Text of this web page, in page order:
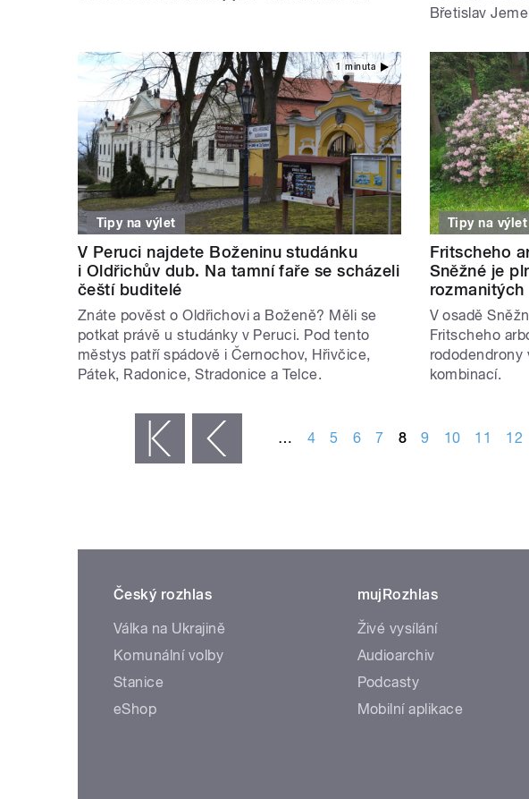
Břetislav
1 minuta
Tipy na výlet
V Peruci najdete Boženinu studánku
i Oldřichův dub. Na tamní faře se scházeli
čeští buditelé
Znáte pověst o Oldřichovi a Boženě? Měli se
potkat právě u studánky v Peruci. Pod tento
městys patří spádově i Černochov, Hřivčice,
Pátek, Radonice, Stradonice a Telce.
Tipy na výlet
Fritscheho
Sněžné je
rozmanitých
V osadě
Fritscheho
rododendrony
kombinací.
‹ předchozí … 4 5 6 7 8 9 10 11 12
Český rozhlas
Válka na Ukrajině
Komunální volby
Stanice
eShop
mujRozhlas
Živé vysílání
Audioarchiv
Podcasty
Mobilní aplikace